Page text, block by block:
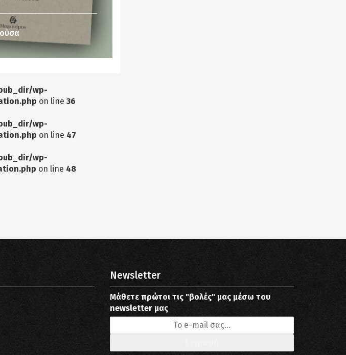
wp-
on line 36
wp-
on line 47
wp-
on line 48
Newsletter
Μάθετε πρώτοι τις "βολές" μας μέσω του
newsletter μας